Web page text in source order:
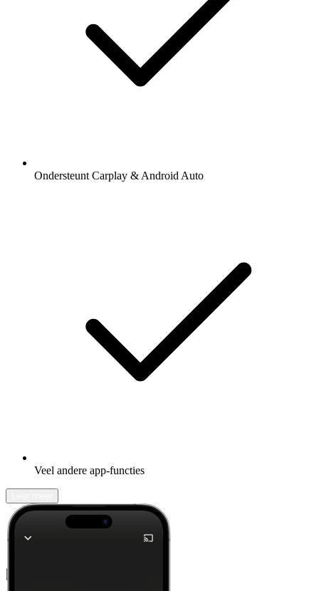
Ondersteunt Carplay & Android Auto
Veel andere app-functies